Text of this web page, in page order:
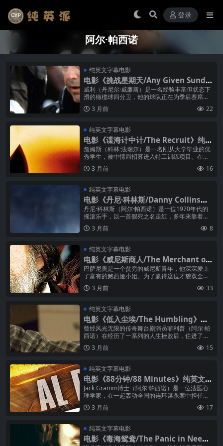
登录
阿尔·帕西诺
纯英文字幕电影
电影《挑战星期天/Any Given Sunda
y》纯英文字幕高清MP4下载
威利（丹尼尔·威廉斯）是一名经验丰富但状态下
滑的橄榄球四分卫，他的球队正在为季后赛席位
做最后的拼搏。球队老板克里斯蒂娜（卡梅隆·迪
亚兹）是一个精明的商人，她更关...
3 月前 22
纯英文字幕电影
电影《谍海计中计/The Recruit》纯英
文字幕高清MP4下载
詹姆斯（科林·法瑞尔）是一名刚从大学毕业的优
秀学生，被中情局招募进入特工训练项目。在训
练过程中，他遇见了严厉但富有魅力的教官沃特
（阿尔·帕西诺）。沃特对詹姆斯寄...
3 月前 16
纯英文字幕电影
电影《丹尼·科林斯/Danny Collins》
纯英文字幕高清MP4下载
丹尼·科林斯（阿尔·帕西诺）是一位1970年代的
摇滚乐手，以一首假死之名走红，多年来靠着模
仿自己年轻时代的歌曲为生。某一天，他意外收
到一封信——这封40年前由约...
3 月前 8
纯英文字幕电影
电影《威尼斯商人/The Merchant of
Venice》纯英文字幕高清MP4下载
巴萨尼奥是一个贫穷的威尼斯青年，他深深爱上
了富有的鲍西娅小姐。为了赢得这位才貌双全的
女子，巴萨尼奥向好友安东尼奥求助，希望能够
借到求婚所需的资金。安东尼奥是威尼...
3 月前 33
纯英文字幕电影
电影《低入尘埃/The Humbling》纯
英文字幕高清MP4下载
曾经风光无限的传奇舞台剧演员菲利普（阿尔·帕
西诺）在经历了一系列的人生挫败后，住进了一
个精神诊所接受治疗。在那里，他遇见了一个年
轻迷人的女病人艾丽西亚，两人之间...
3 月前 15
纯英文字幕电影
电影《88分钟/88 Minutes》纯英文字
幕高清MP4下载
Jack Gramm博士（阿尔·帕西诺）是一位法医心
理学家，在一起轰动全国的连环谋杀案中担任关
键证人，他的证词将连环杀手尼克·帕里什送进了
死囚牢。9年后，当执行...
3 月前 17
纯英文字幕电影
电影《毒海鸳鸯/The Panic in Needl